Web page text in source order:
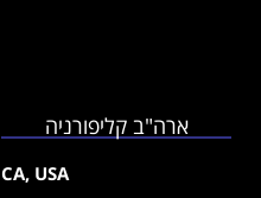
ארה"ב קליפורניה
CA, USA